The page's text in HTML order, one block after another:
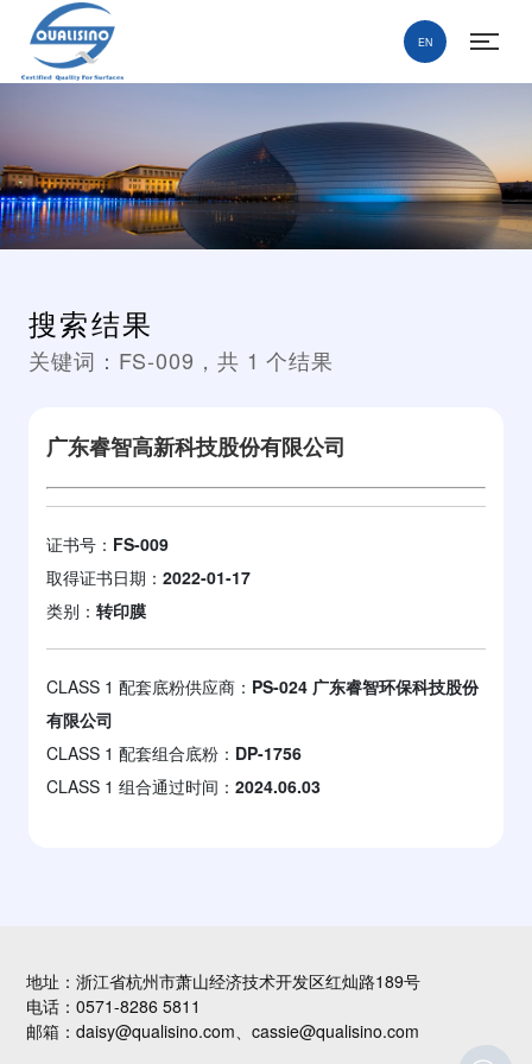
EN
搜索结果
关键词： FS-009 ，共 1 个结果
广东睿智高新科技股份有限公司
证书号： FS-009
取得证书日期： 2022-01-17
类别： 转印膜
CLASS 1 配套底粉供应商： PS-024 广东睿智环保科技股份
有限公司
CLASS 1 配套组合底粉： DP-1756
CLASS 1 组合通过时间： 2024.06.03
地址：浙江省杭州市萧山经济技术开发区红灿路189号
电话：0571-8286 5811
邮箱：daisy@qualisino.com、cassie@qualisino.com